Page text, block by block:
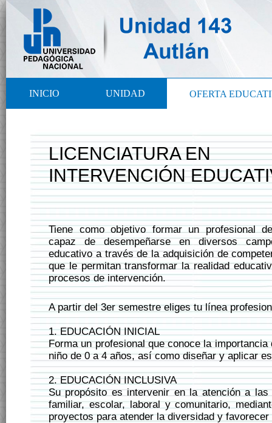
INICIO UNIDAD OFERTA
LICENCIATURA EN
INTERVENCIÓN
Tiene como objetivo formar un profesional
capaz de desempeñarse en diversos
educativo a través de la adquisición de
que le permitan transformar la realidad
procesos de intervención.
A partir del 3er semestre eliges tu línea
1. EDUCACIÓN INICIAL
Forma un profesional que conoce la
niño de 0 a 4 años, así como diseñar y aplicar
2. EDUCACIÓN INCLUSIVA
Su propósito es intervenir en la atención a
familiar, escolar, laboral y comunitario,
proyectos para atender la diversidad y